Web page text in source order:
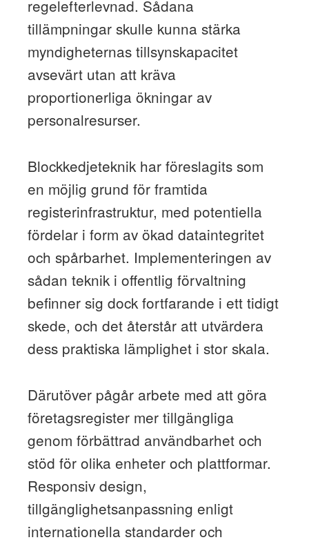
regelefterlevnad. Sådana
tillämpningar skulle kunna stärka
myndigheternas tillsynskapacitet
avsevärt utan att kräva
proportionerliga ökningar av
personalresurser.
Blockkedjeteknik har föreslagits som
en möjlig grund för framtida
registerinfrastruktur, med potentiella
fördelar i form av ökad dataintegritet
och spårbarhet. Implementeringen av
sådan teknik i offentlig förvaltning
befinner sig dock fortfarande i ett tidigt
skede, och det återstår att utvärdera
dess praktiska lämplighet i stor skala.
Därutöver pågår arbete med att göra
företagsregister mer tillgängliga
genom förbättrad användbarhet och
stöd för olika enheter och plattformar.
Responsiv design,
tillgänglighetsanpassning enligt
internationella standarder och